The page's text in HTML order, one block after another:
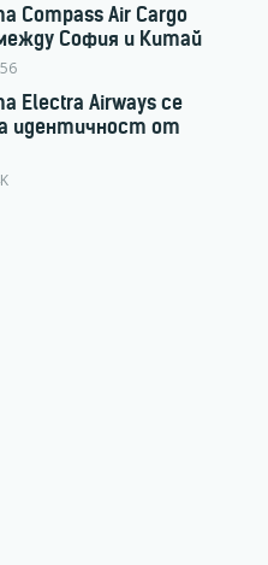
Compass Air Cargo
София и Китай
Electra Airways се
идентичност от